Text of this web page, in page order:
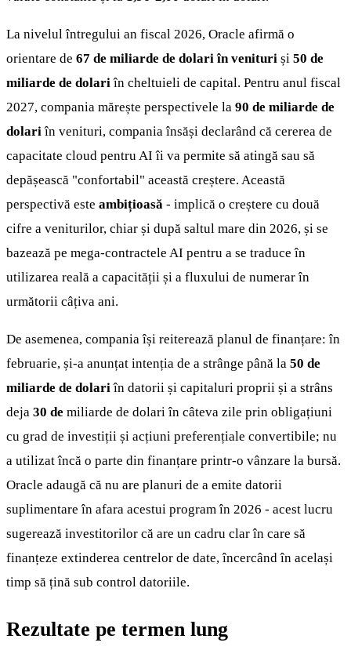
La nivelul întregului an fiscal 2026, Oracle afirmă o
orientare de 67 de miliarde de dolari în venituri și 50 de
miliarde de dolariîn cheltuieli de capital. Pentru anul fiscal
2027, compania mărește perspectivele la 90 de miliarde de
dolariîn venituri, compania însăși declarând că cererea de
capacitate cloud pentru AI îi va permite să atingă sau să
depășească "confortabil" această creștere. Această
perspectivă este ambițioasă - implică o creștere cu două
cifre a veniturilor, chiar și după saltul mare din 2026, și se
bazează pe mega-contractele AI pentru a se traduce în
utilizarea reală a capacității și a fluxului de numerar în
următorii câțiva ani.
De asemenea, compania își reiterează planul de finanțare: în
februarie, și-a anunțat intenția de a strânge până la 50 de
miliarde de dolariîn datorii și capitaluri proprii și a strâns
deja 30 de miliarde de dolari în câteva zile prin obligațiuni
cu grad de investiții și acțiuni preferențiale convertibile; nu
a utilizat încă o parte din finanțare printr-o vânzare la bursă.
Oracle adaugă că nu are planuri de a emite datorii
suplimentare în afara acestui program în 2026 - acest lucru
sugerează investitorilor că are un cadru clar în care să
finanțeze extinderea centrelor de date, încercând în același
timp să țină sub control datoriile.
Rezultate pe termen lung